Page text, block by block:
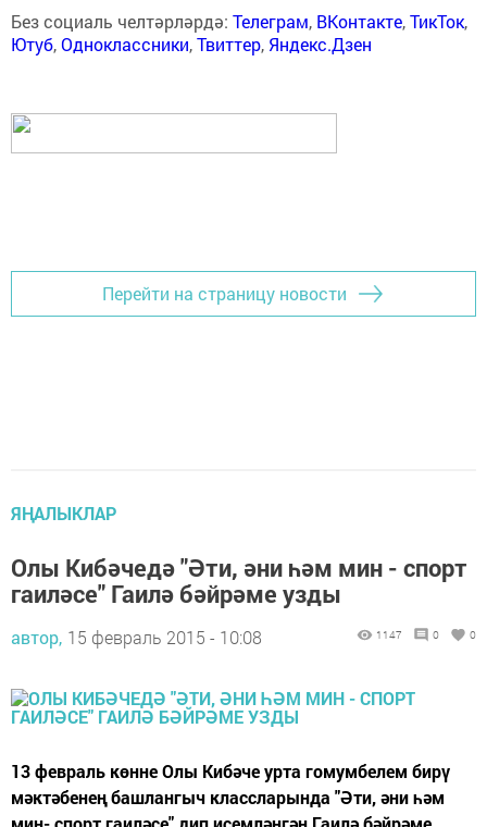
Без социаль челтәрләрдә: Телеграм, ВКонтакте,ТикТок,
Ютуб,Одноклассники,Твиттер, Яндекс.Дзен
Перейти на страницу новости
ЯҢАЛЫКЛАР
Олы Кибәчедә "Әти, әни һәм мин - спорт
гаиләсе" Гаилә бәйрәме узды
автор, 15 февраль 2015 - 10:08 1147 0 0
13 февраль көнне Олы Кибәче урта гомумбелем бирү
мәктәбенең башлангыч классларында "Әти, әни һәм